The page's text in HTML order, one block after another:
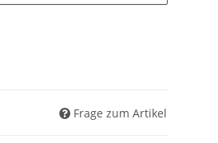
Frage zum Artikel